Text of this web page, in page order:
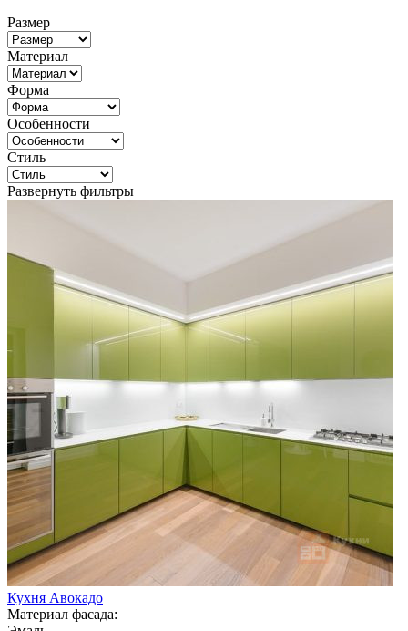
Размер
Материал
Форма
Особенности
Стиль
Развернуть фильтры
Кухня Авокадо
Материал фасада: